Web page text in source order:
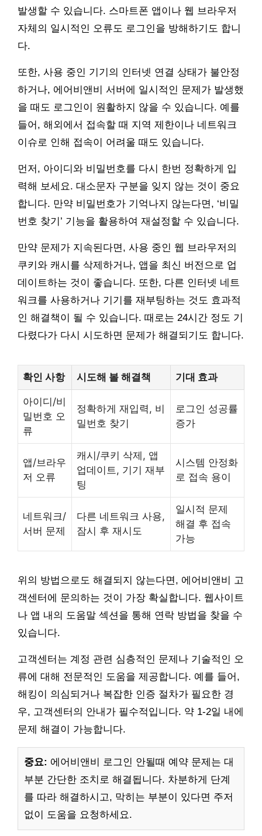
발생할 수 있습니다. 스마트폰 앱이나 웹 브라우저
자체의 일시적인 오류도 로그인을 방해하기도 합니
다.
또한, 사용 중인 기기의 인터넷 연결 상태가 불안정
하거나, 에어비앤비 서버에 일시적인 문제가 발생했
을 때도 로그인이 원활하지 않을 수 있습니다. 예를
들어, 해외에서 접속할 때 지역 제한이나 네트워크
이슈로 인해 접속이 어려울 때도 있습니다.
먼저, 아이디와 비밀번호를 다시 한번 정확하게 입
력해 보세요. 대소문자 구분을 잊지 않는 것이 중요
합니다. 만약 비밀번호가 기억나지 않는다면, ‘비밀
번호 찾기’ 기능을 활용하여 재설정할 수 있습니다.
만약 문제가 지속된다면, 사용 중인 웹 브라우저의
쿠키와 캐시를 삭제하거나, 앱을 최신 버전으로 업
데이트하는 것이 좋습니다. 또한, 다른 인터넷 네트
워크를 사용하거나 기기를 재부팅하는 것도 효과적
인 해결책이 될 수 있습니다. 때로는 24시간 정도 기
다렸다가 다시 시도하면 문제가 해결되기도 합니다.
확인 사항 시도해 볼 해결책 기대 효과
아이디/비
밀번호 오
류
정확하게 재입력, 비
밀번호 찾기
로그인 성공률
증가
앱/브라우
저 오류
캐시/쿠키 삭제, 앱
업데이트, 기기 재부
팅
시스템 안정화
로 접속 용이
네트워크/
서버 문제
다른 네트워크 사용,
잠시 후 재시도
일시적 문제
해결 후 접속
가능
위의 방법으로도 해결되지 않는다면, 에어비앤비 고
객센터에 문의하는 것이 가장 확실합니다. 웹사이트
나 앱 내의 도움말 섹션을 통해 연락 방법을 찾을 수
있습니다.
고객센터는 계정 관련 심층적인 문제나 기술적인 오
류에 대해 전문적인 도움을 제공합니다. 예를 들어,
해킹이 의심되거나 복잡한 인증 절차가 필요한 경
우, 고객센터의 안내가 필수적입니다. 약 1-2일 내에
문제 해결이 가능합니다.
중요: 에어비앤비 로그인 안될때 예약 문제는 대
부분 간단한 조치로 해결됩니다. 차분하게 단계
를 따라 해결하시고, 막히는 부분이 있다면 주저
없이 도움을 요청하세요.